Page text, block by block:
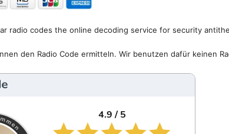
radio codes the online decoding service for security
den Radio Code ermitteln. Wir benutzen dafür keinen
4.9 / 5